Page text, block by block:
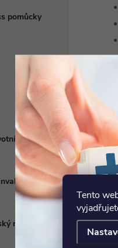
Tento
pomůcky
potřeby
a
nábytek